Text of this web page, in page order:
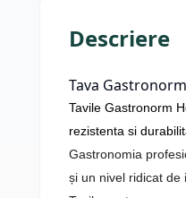
Descriere
Tava
Tavile Gastronorm
rezistenta si
Gastronomia
și un nivel ridicat de